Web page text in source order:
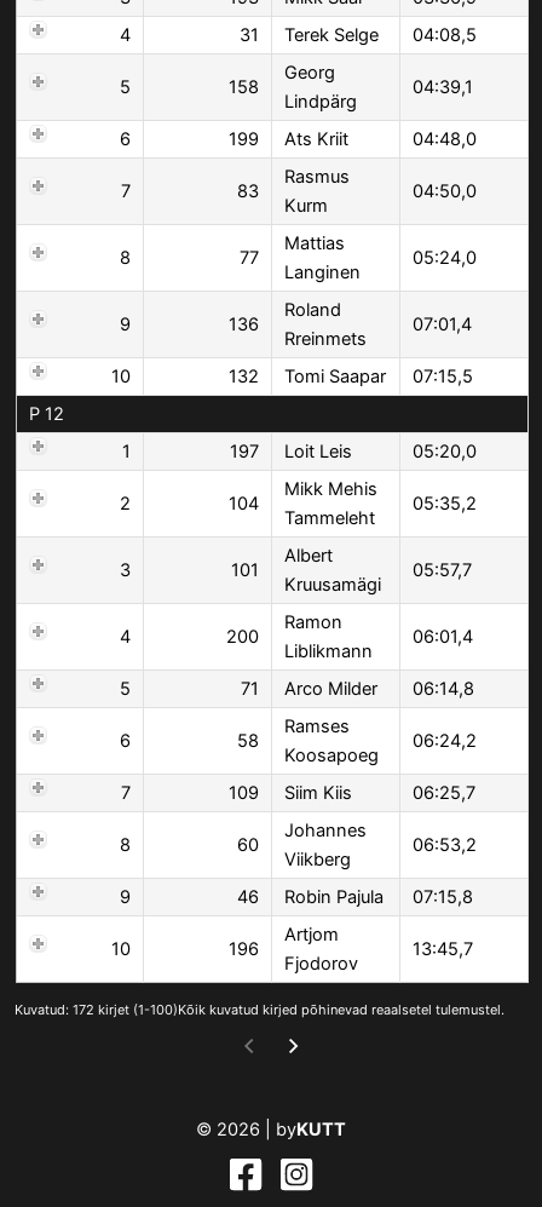
4
31 Terek Selge 04:08,5
5 158
Georg
Lindpärg
04:39,1
6 199 Ats Kriit 04:48,0
7 83
Rasmus
Kurm
04:50,0
8 77
Mattias
Langinen
05:24,0
9 136
Roland
Rreinmets
07:01,4
10 132 Tomi Saapar
07:15,5
P 12
1
197 Loit Leis 05:20,0
2 104
Mikk Mehis
Tammeleht
05:35,2
3 101
Albert
Kruusamägi
05:57,7
4 200
Ramon
Liblikmann
06:01,4
5 71 Arco Milder 06:14,8
6 58
Ramses
Koosapoeg
06:24,2
7 109 Siim Kiis 06:25,7
8 60
Johannes
Viikberg
06:53,2
9 46 Robin Pajula 07:15,8
10 196
Artjom
Fjodorov
13:45,7
Kuvatud: 172 kirjet (1-100)Kõik kuvatud kirjed põhinevad reaalsetel tulemustel.
© 2026 | byKUTT